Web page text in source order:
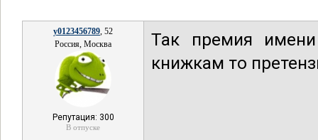
y0123456789, 52
Россия, Москва
Репутация: 300
В отпуске
Так премия
книжкам то